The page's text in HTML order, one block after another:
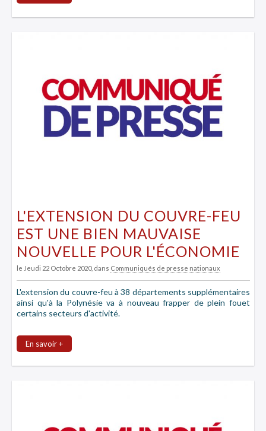
L'EXTENSION DU COUVRE-FEU
EST UNE BIEN MAUVAISE
NOUVELLE POUR L'ÉCONOMIE
le Jeudi 22 Octobre 2020, dans Communiqués de presse nationaux
L'extension du couvre-feu à 38 départements supplémentaires
ainsi qu'à la Polynésie va à nouveau frapper de plein fouet
certains secteurs d'activité.
En savoir +